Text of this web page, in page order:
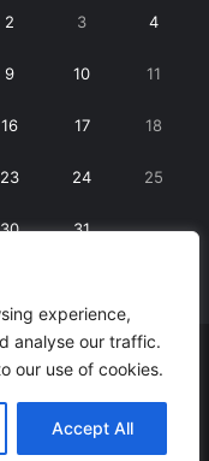
experience,
analyse our traffic.
our use of cookies.
Accept All
2 3 4
9 10 11
16 17 18
23 24 25
30 31
| RexNet